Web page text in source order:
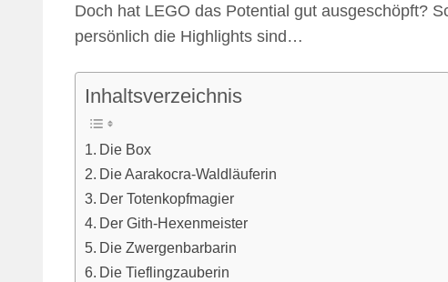
Doch hat LEGO das Potential gut ausgeschöpft?
persönlich die Highlights sind…
Inhaltsverzeichnis
Die Box
Die Aarakocra-Waldläuferin
Der Totenkopfmagier
Der Gith-Hexenmeister
Die Zwergenbarbarin
Die Tieflingzauberin